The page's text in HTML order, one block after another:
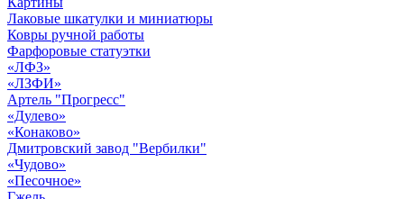
Лаковые шкатулки и миниатюры
Ковры ручной работы
Фарфоровые статуэтки
«ЛФЗ»
«ЛЗФИ»
Артель "Прогресс"
«Дулево»
«Конаково»
Дмитровский завод "Вербилки"
«Чудово»
«Песочное»